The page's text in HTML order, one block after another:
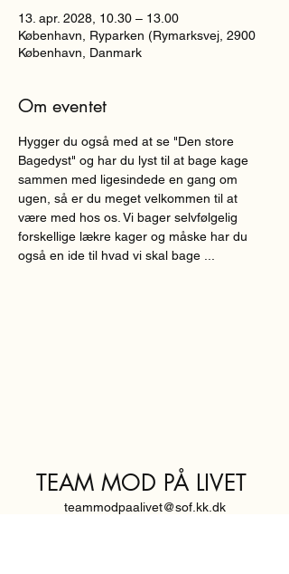
13. apr. 2028, 10.30 – 13.00
København, Ryparken (Rymarksvej, 2900
København, Danmark
Om eventet
Hygger du også med at se "Den store
Bagedyst" og har du lyst til at bage kage
sammen med ligesindede en gang om
ugen, så er du meget velkommen til at
være med hos os. Vi bager selvfølgelig
forskellige lækre kager og måske har du
også en ide til hvad vi skal bage ...
TEAM MOD PÅ LIVET
teammodpaalivet@sof.kk.dk